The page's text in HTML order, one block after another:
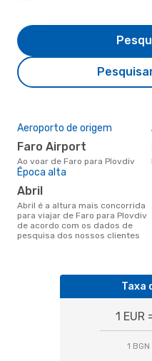
Aeroporto de origem
Faro Airport
Ao voar de Faro para Plovdiv
Época alta
abril
abril é a altura mais concorrida
para viajar de Faro para Plovdiv
de acordo com os dados de
pesquisa dos nossos clientes
Taxa
1 EUR
1 BGN